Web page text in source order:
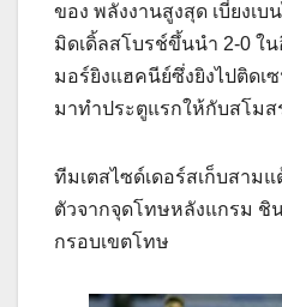
ของ พลังงานสูงสุด เบี่ยงเบ
มิดเดิ้ลสโบรช์ขึ้นนํา 2-0 ใ
มอร์ยิงแฮคนีย์ซึ่งยิงไปติดเ
มาทําประตูแรกให้กับสโมส
ทีมเตสไซด์เดอร์สเก็บสาม
ตัวจากจุดโทษหลังแกรม ชิ
กรอบเขตโทษ